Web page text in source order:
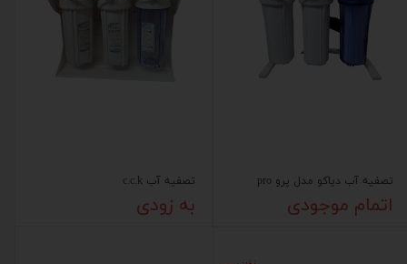
تصفیه آب دیاکو مدل پرو pro
اتمام موجودی
تصفیه آب c.c.k
به زودی